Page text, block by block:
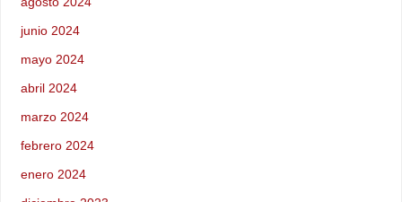
junio 2024
mayo 2024
abril 2024
marzo 2024
febrero 2024
enero 2024